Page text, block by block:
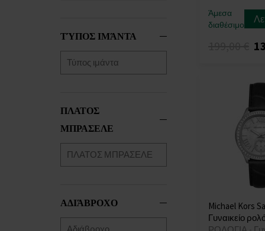
ΤΎΠΟΣ ΙΜΆΝΤΑ
ΠΛΑΤΟΣ
ΜΠΡΑΣΕΛΕ
ΑΔΙΆΒΡΟΧΟ
Άμεσα
διαθέσιμο
Michael Kors
Γυναικείο